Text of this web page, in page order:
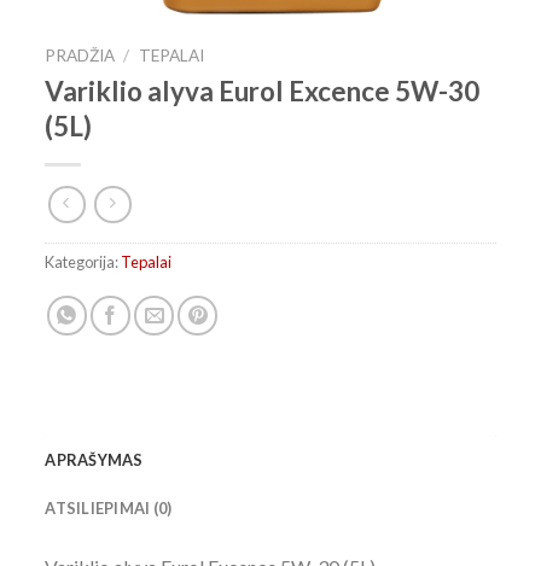
PRADŽIA / TEPALAI
Variklio alyva Eurol Excence 5W-30
(5L)
Kategorija:Tepalai
APRAŠYMAS
ATSILIEPIMAI (0)